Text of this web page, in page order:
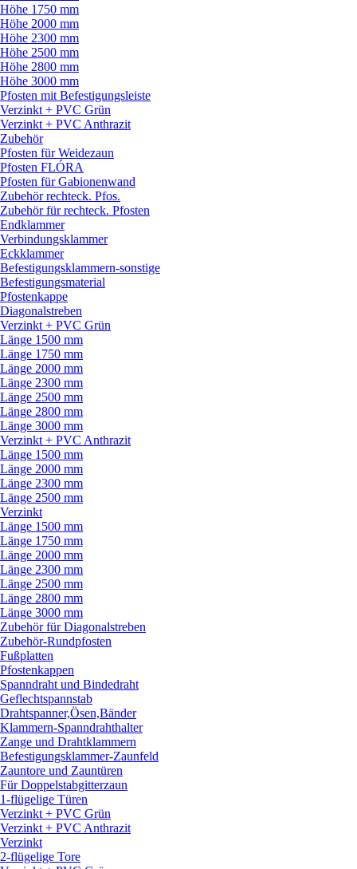
Höhe 1750 mm
Höhe 2000 mm
Höhe 2300 mm
Höhe 2500 mm
Höhe 2800 mm
Höhe 3000 mm
Pfosten mit Befestigungsleiste
Verzinkt + PVC Grün
Verzinkt + PVC Anthrazit
Zubehör
Pfosten für Weidezaun
Pfosten FLÓRA
Pfosten für Gabionenwand
Zubehör rechteck. Pfos.
Zubehör für rechteck. Pfosten
Endklammer
Verbindungsklammer
Eckklammer
Befestigungsklammern-sonstige
Befestigungsmaterial
Pfostenkappe
Diagonalstreben
Verzinkt + PVC Grün
Länge 1500 mm
Länge 1750 mm
Länge 2000 mm
Länge 2300 mm
Länge 2500 mm
Länge 2800 mm
Länge 3000 mm
Verzinkt + PVC Anthrazit
Länge 1500 mm
Länge 2000 mm
Länge 2300 mm
Länge 2500 mm
Verzinkt
Länge 1500 mm
Länge 1750 mm
Länge 2000 mm
Länge 2300 mm
Länge 2500 mm
Länge 2800 mm
Länge 3000 mm
Zubehör für Diagonalstreben
Zubehör-Rundpfosten
Fußplatten
Pfostenkappen
Spanndraht und Bindedraht
Geflechtspannstab
Drahtspanner,Ösen,Bänder
Klammern-Spanndrahthalter
Zange und Drahtklammern
Befestigungsklammer-Zaunfeld
Zauntore und Zauntüren
Für Doppelstabgitterzaun
1-flügelige Türen
Verzinkt + PVC Grün
Verzinkt + PVC Anthrazit
Verzinkt
2-flügelige Tore